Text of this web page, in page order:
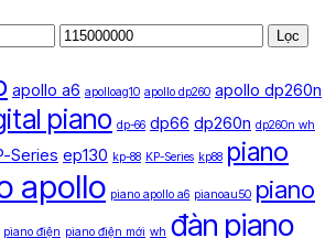
Giá
Lọc
apollo a6 apolloag10 apollo dp260 apollo dp260n
piano dp-66 dp66 dp260n dp260n wh
Series ep130 kp-88 KP-Series kp88 piano
apollo piano apollo a6 pianoau50 piano
piano điện piano điện mới wh đàn piano